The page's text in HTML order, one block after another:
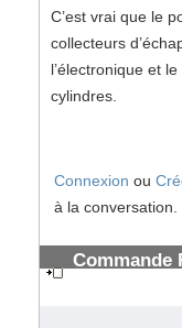
C’est vrai que le
collecteurs
l’électronique et
cylindres.
Connexion ou
à la conversation.
Commande